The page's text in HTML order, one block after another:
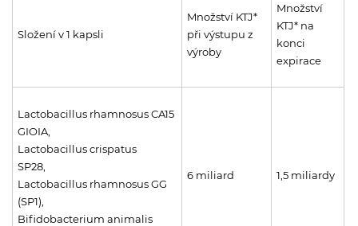
Složení v 1 kapsli
Množství KTJ*
při výstupu z
výroby
Množství
KTJ* na
konci
expirace
Lactobacillus rhamnosus CA15
GIOIA,
Lactobacillus crispatus
SP28,
Lactobacillus rhamnosus GG
(SP1),
Bifidobacterium animalis
6 miliard 1,5 miliardy